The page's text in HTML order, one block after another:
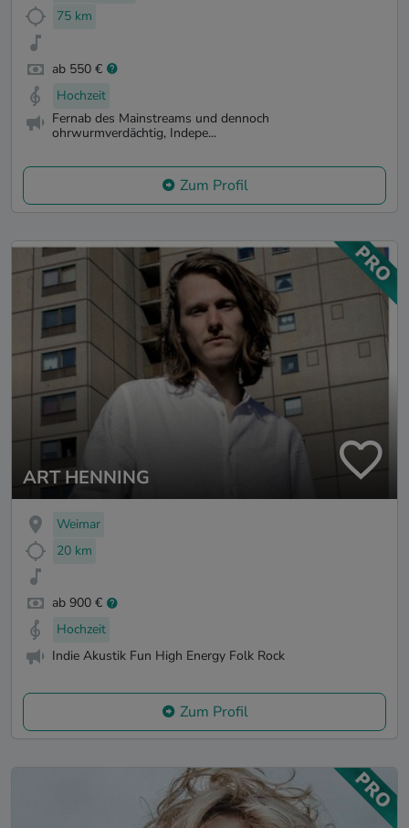
75 km
ab 550 €
Hochzeit
Fernab des Mainstreams und dennoch
ohrwurmverdächtig, Indepe...
Zum Profil
ART HENNING
Weimar
20 km
ab 900 €
Hochzeit
Indie Akustik Fun High Energy Folk Rock
Zum Profil